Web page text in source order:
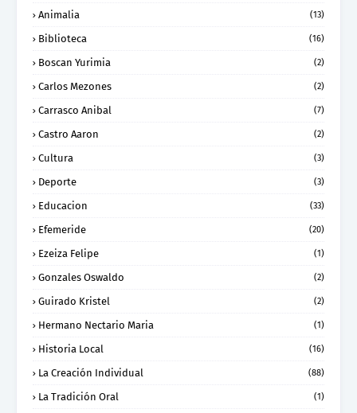
Animalia (13)
Biblioteca (16)
Boscan Yurimia (2)
Carlos Mezones (2)
Carrasco Anibal (7)
Castro Aaron (2)
Cultura (3)
Deporte (3)
Educacion (33)
Efemeride (20)
Ezeiza Felipe (1)
Gonzales Oswaldo (2)
Guirado Kristel (2)
Hermano Nectario Maria (1)
Historia Local (16)
La Creación Individual (88)
La Tradición Oral (1)